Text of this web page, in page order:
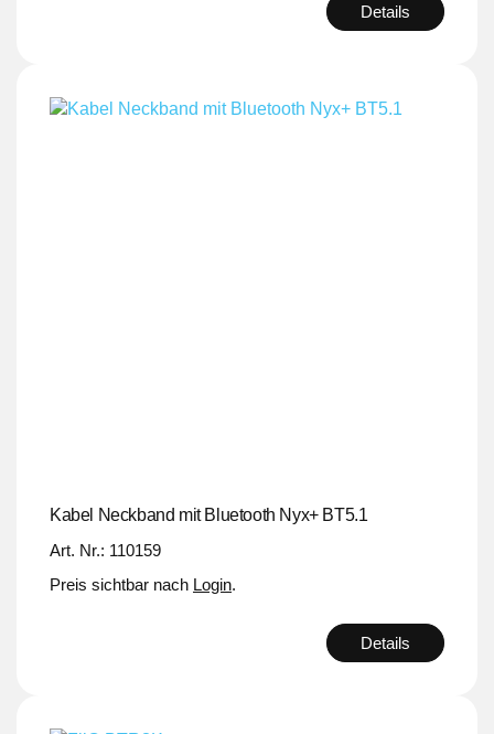
Details
Kabel Neckband mit Bluetooth Nyx+ BT5.1
Art. Nr.: 110159
Preis sichtbar nach Login.
Details